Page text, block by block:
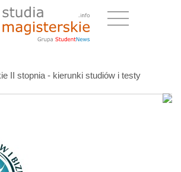
II stopnia - kierunki studiów i testy